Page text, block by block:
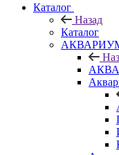
Каталог
Назад
Каталог